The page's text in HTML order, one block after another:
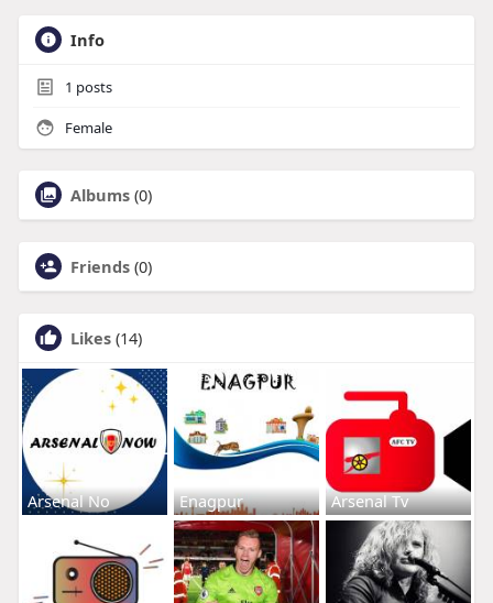
Info
1 posts
Female
Albums (0)
Friends (0)
Likes (14)
Arsenal No Enagpur Arsenal Tv